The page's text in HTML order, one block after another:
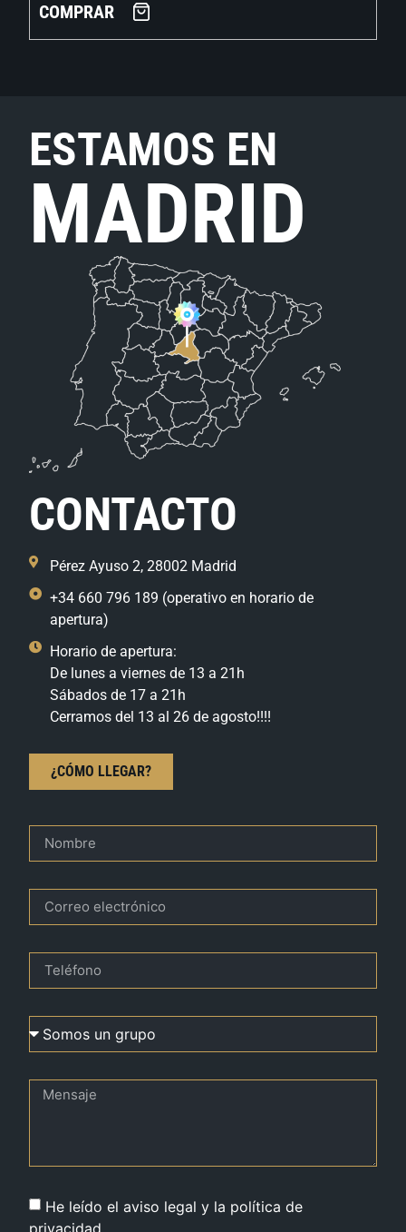
COMPRAR
ESTAMOS EN
MADRID
CONTACTO
Pérez Ayuso 2, 28002 Madrid
+34 660 796 189 (operativo en horario de
apertura)
Horario de apertura:
De lunes a viernes de 13 a 21h
Sábados de 17 a 21h
Cerramos del 13 al 26 de agosto!!!!
¿CÓMO LLEGAR?
He leído el aviso legal y la política de
privacidad